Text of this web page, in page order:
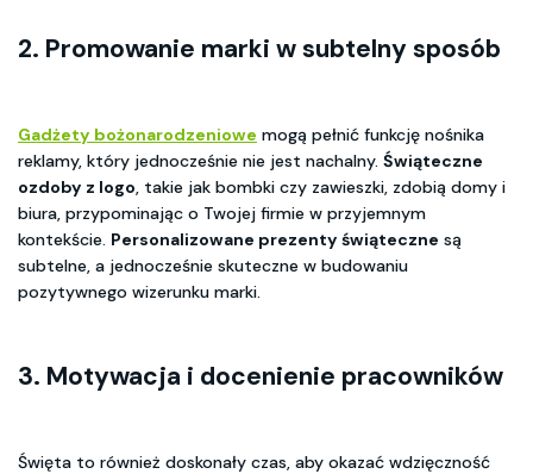
2. Promowanie marki w subtelny sposób
Gadżety bożonarodzeniowe mogą pełnić funkcję nośnika
reklamy, który jednocześnie nie jest nachalny. Świąteczne
ozdoby z logo , takie jak bombki czy zawieszki, zdobią domy i
biura, przypominając o Twojej firmie w przyjemnym
kontekście. Personalizowane prezenty świąteczne są
subtelne, a jednocześnie skuteczne w budowaniu
pozytywnego wizerunku marki.
3. Motywacja i docenienie pracowników
Święta to również doskonały czas, aby okazać wdzięczność